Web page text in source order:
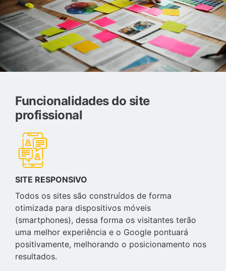
Funcionalidades do site
profissional
SITE RESPONSIVO
Todos os sites são construídos de forma
otimizada para dispositivos móveis
(smartphones), dessa forma os visitantes terão
uma melhor experiência e o Google pontuará
positivamente, melhorando o posicionamento nos
resultados.